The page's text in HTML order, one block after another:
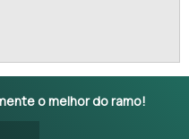
o melhor do ramo!